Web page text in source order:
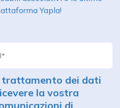
Yapla!
trattamento dei dati
la vostra
di